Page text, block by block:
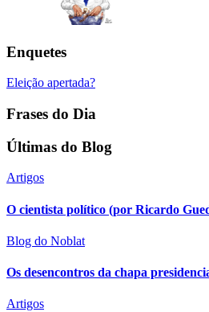
Enquetes
Eleição apertada?
Frases do Dia
Últimas do Blog
Artigos
O cientista político (por Ricardo
Blog do Noblat
Os desencontros da chapa
Artigos